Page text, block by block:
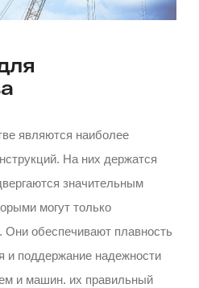
являются наиболее
На них держатся
значительным
могут только
Они обеспечивают плавность
и поддержание надежности
и машин. их правильный